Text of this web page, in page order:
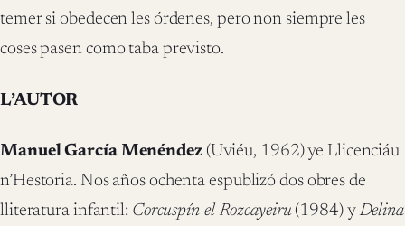
temer si obedecen les órdenes, pero non siempre les
coses pasen como taba previsto.
L’AUTOR
Manuel García Menéndez(Uviéu, 1962) ye Llicenciáu
n’Hestoria. Nos años ochenta espublizó dos obres de
lliteratura infantil: Corcuspín el Rozcayeiru(1984) yDelina